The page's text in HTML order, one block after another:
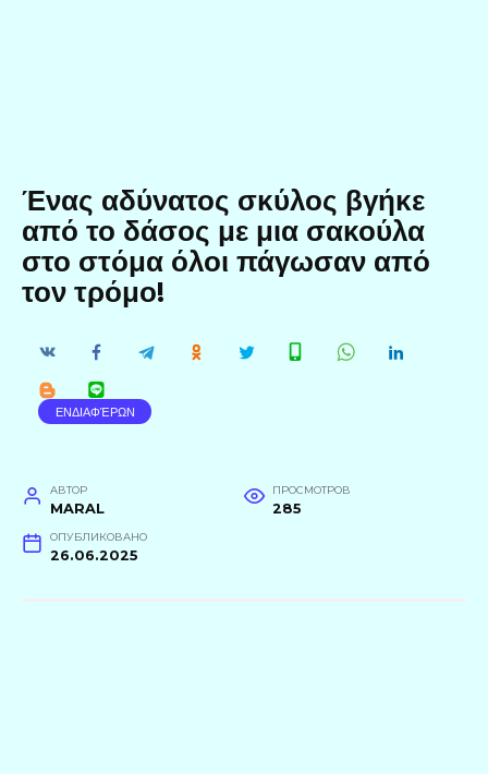
Ένας αδύνατος σκύλος βγήκε
από το δάσος με μια σακούλα
στο στόμα όλοι πάγωσαν από
τον τρόμο!
ΕΝΔΙΑΦΈΡΩΝ
АВТОР
MARAL
ПРОСМОТРОВ
285
ОПУБЛИКОВАНО
26.06.2025